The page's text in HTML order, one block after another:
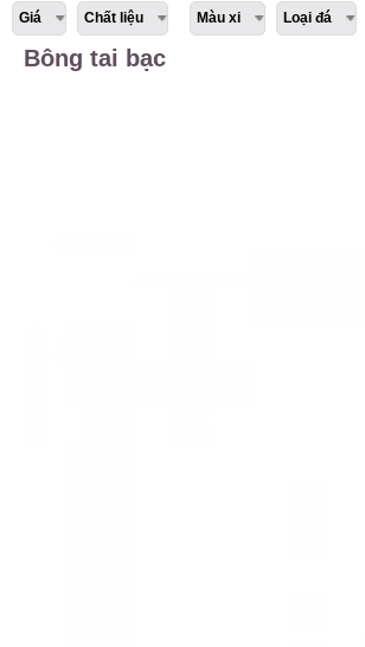
Giá Chất liệu Màu xi Loại đá
Bông tai bạc